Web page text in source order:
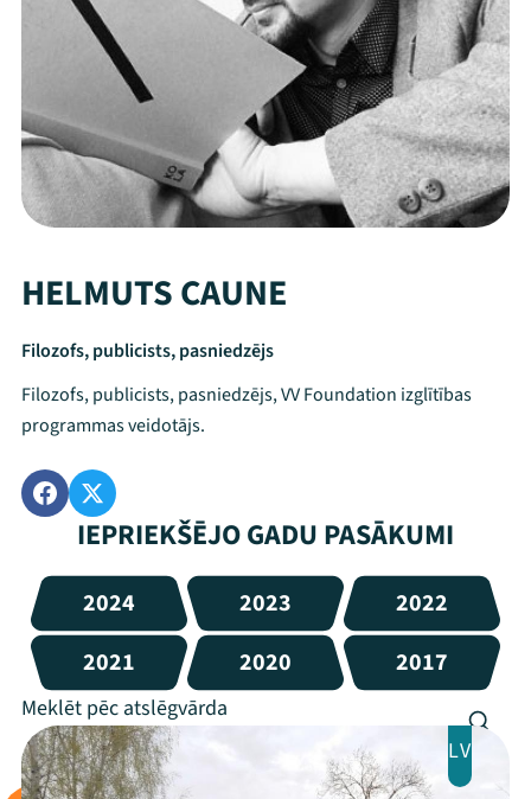
HELMUTS CAUNE
Filozofs, publicists, pasniedzējs
Filozofs, publicists, pasniedzējs, VV Foundation izglītības
programmas veidotājs.
IEPRIEKŠĒJO GADU PASĀKUMI
2024 2023
2022
2021
2020 2017
LV